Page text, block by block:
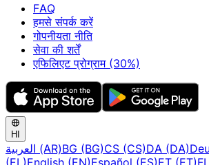
FAQ
हमसे संपर्क करें
गोपनीयता नीति
सेवा की शर्तें
एफिलिएट प्रोग्राम (30%)
HI
العربية (AR)BG (BG)CS (CS)DA (DA)
(EL)English (EN)Español (ES)ET (ET)